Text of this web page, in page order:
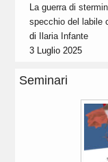
La guerra di
specchio del labile
di
Ilaria Infante
3 Luglio 2025
Seminari